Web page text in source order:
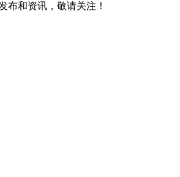
布和资讯，敬请关注！